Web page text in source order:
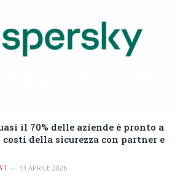
il 70% delle aziende è pronto a
della sicurezza con partner e
13 APRILE 2026